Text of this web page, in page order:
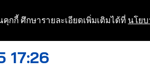
17:26
กกี้ ศึกษารายละเอียดเพิ่มเติมได้ที่ นโย